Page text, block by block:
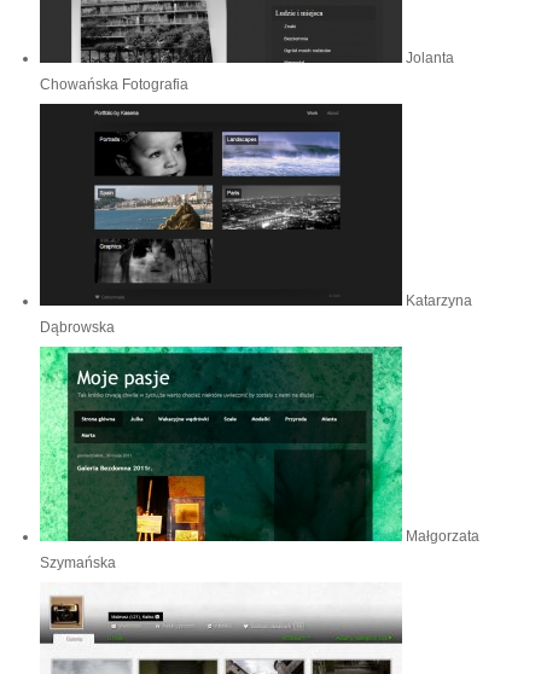
Jolanta
Chowańska Fotografia
Katarzyna
Dąbrowska
Małgorzata
Szymańska